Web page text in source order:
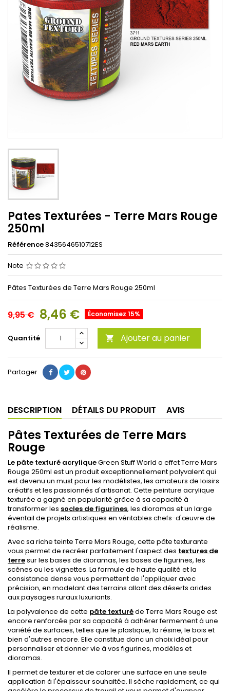
Pates Texturées - Terre Mars Rouge
250ml
Référence8435646510712ES
Note
Pâtes Texturées de Terre Mars Rouge 250ml
9,95 € 8,46 € Économisez 15%
Quantité  Ajouter au panier
Partager
DESCRIPTION DÉTAILS DU PRODUIT AVIS
Pâtes Texturées de Terre Mars
Rouge
Le pâte texturé acryliqueGreen Stuff World a effet Terre Mars
Rouge 250ml est un produit exceptionnellement polyvalent qui
est devenu un must pour les modélistes, les amateurs de loisirs
créatifs et les passionnés d'artisanat. Cette peinture acrylique
texturée a gagné en popularité grâce à sa capacité à
transformer les socles de figurines, les dioramas et un large
éventail de projets artistiques en véritables chefs-d'œuvre de
réalisme.
Avec sa riche teinte Terre Mars Rouge, cette pâte texturante
vous permet de recréer parfaitement l'aspect des textures de
terresur les bases de dioramas, les bases de figurines, les
scènes ou les vignettes. La formule de haute qualité et la
consistance dense vous permettent de l'appliquer avec
précision, en modelant des terrains allant des déserts arides
aux paysages ruraux luxuriants.
La polyvalence de cette pâte texturéde Terre Mars Rouge est
encore renforcée par sa capacité à adhérer fermement à une
variété de surfaces, telles que le plastique, la résine, le bois et
bien d'autres encore. Elle constitue donc un choix idéal pour
personnaliser et donner vie à vos figurines, modèles et
dioramas.
Il permet de texturer et de colorer une surface en une seule
application à l'épaisseur souhaitée. Il sèche rapidement, ce qui